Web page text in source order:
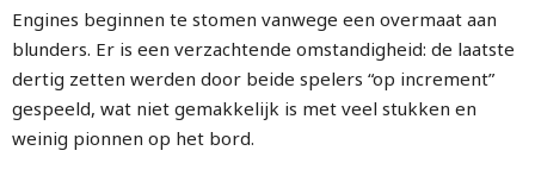
Engines beginnen te stomen vanwege een overmaat aan
blunders. Er is een verzachtende omstandigheid: de laatste
dertig zetten werden door beide spelers “op increment”
gespeeld, wat niet gemakkelijk is met veel stukken en
weinig pionnen op het bord.